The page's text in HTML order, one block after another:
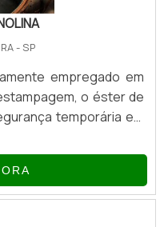
- SP
empregado em
o éster de
temporária em
e as normas de
Devido suas
de filme protetor, o